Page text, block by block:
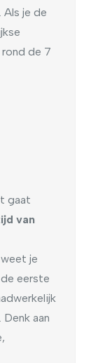
Als je de
de 7
gaat
van
je
eerste
aan